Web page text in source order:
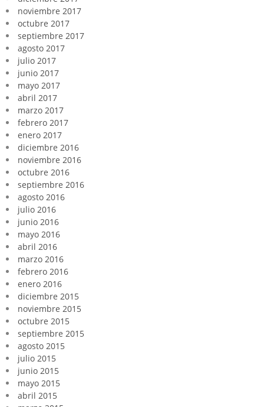
noviembre 2017
octubre 2017
septiembre 2017
agosto 2017
julio 2017
junio 2017
mayo 2017
abril 2017
marzo 2017
febrero 2017
enero 2017
diciembre 2016
noviembre 2016
octubre 2016
septiembre 2016
agosto 2016
julio 2016
junio 2016
mayo 2016
abril 2016
marzo 2016
febrero 2016
enero 2016
diciembre 2015
noviembre 2015
octubre 2015
septiembre 2015
agosto 2015
julio 2015
junio 2015
mayo 2015
abril 2015